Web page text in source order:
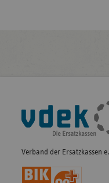
Fußleisten-
Navigation
Verband der Ersatzkassen